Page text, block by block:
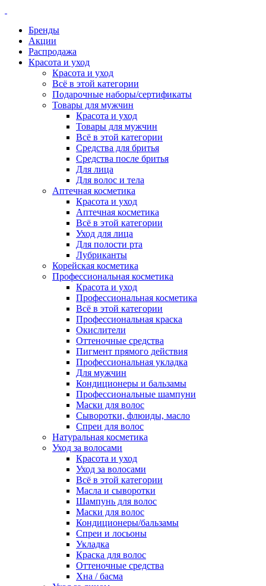
Бренды
Акции
Распродажа
Красота и уход
Красота и уход
Всё в этой категории
Подарочные наборы/сертификаты
Товары для мужчин
Красота и уход
Товары для мужчин
Всё в этой категории
Средства для бритья
Средства после бритья
Для лица
Для волос и тела
Аптечная косметика
Красота и уход
Аптечная косметика
Всё в этой категории
Уход для лица
Для полости рта
Лубриканты
Корейская косметика
Профессиональная косметика
Красота и уход
Профессиональная косметика
Всё в этой категории
Профессиональная краска
Окислители
Оттеночные средства
Пигмент прямого действия
Профессиональная укладка
Для мужчин
Кондиционеры и бальзамы
Профессиональные шампуни
Маски для волос
Сыворотки, флюиды, масло
Спреи для волос
Натуральная косметика
Уход за волосами
Красота и уход
Уход за волосами
Всё в этой категории
Масла и сыворотки
Шампунь для волос
Маски для волос
Кондиционеры/бальзамы
Спреи и лосьоны
Укладка
Краска для волос
Оттеночные средства
Хна / басма